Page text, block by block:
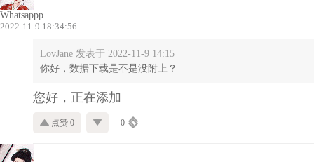
Whatsappp
2022-11-9 18:34:56
LovJane 发表于 2022-11-9 14:15
你好，数据下载是不是没附上？
您好，正在添加
点赞 0 0